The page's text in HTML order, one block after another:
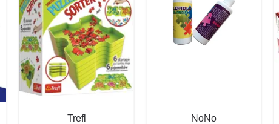
Trefl NoNo